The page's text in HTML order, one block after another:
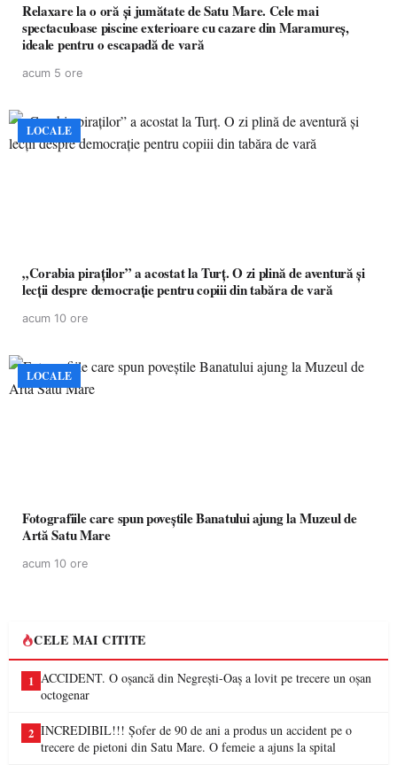
Relaxare la o oră și jumătate de Satu Mare. Cele mai
spectaculoase piscine exterioare cu cazare din Maramureș,
ideale pentru o escapadă de vară
acum 5 ore
LOCALE
„Corabia piraților” a acostat la Turț. O zi plină de aventură și
lecții despre democrație pentru copiii din tabăra de vară
acum 10 ore
LOCALE
Fotografiile care spun poveștile Banatului ajung la Muzeul de
Artă Satu Mare
acum 10 ore
CELE MAI CITITE
1 ACCIDENT. O oșancă din Negrești-Oaș a lovit pe trecere un oșan
octogenar
2 INCREDIBIL!!! Șofer de 90 de ani a produs un accident pe o
trecere de pietoni din Satu Mare. O femeie a ajuns la spital